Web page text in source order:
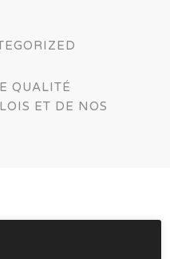
QUALITÉ
ET DE NOS